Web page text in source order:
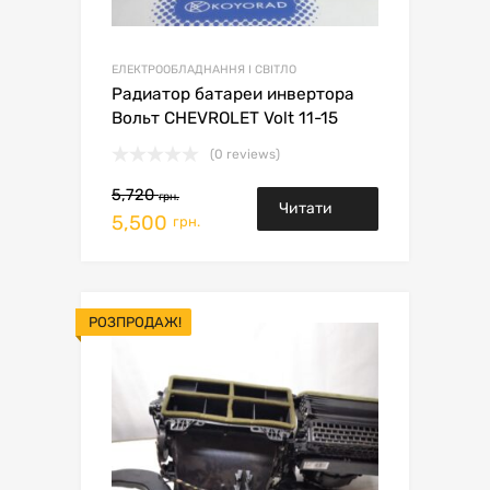
ЕЛЕКТРООБЛАДНАННЯ І СВІТЛО
Радиатор батареи инвертора
Вольт CHEVROLET Volt 11-15
(0 reviews)
5,720грн.
5,500 грн.
Читати
РОЗПРОДАЖ!